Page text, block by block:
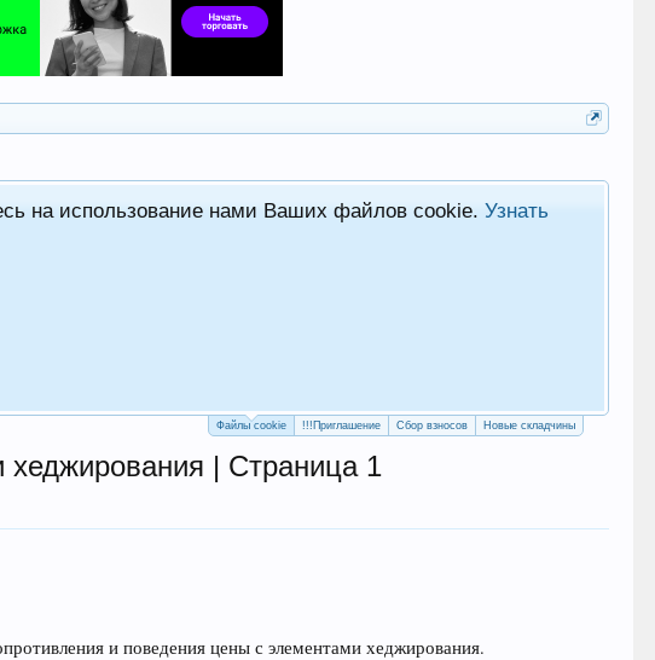
на использование нами Ваших файлов cookie.Узнать
Файлы cookie !!!Приглашение Сбор взносов Новые складчины
хеджирования | Страница 1
и поведения цены с элементами хеджирования.